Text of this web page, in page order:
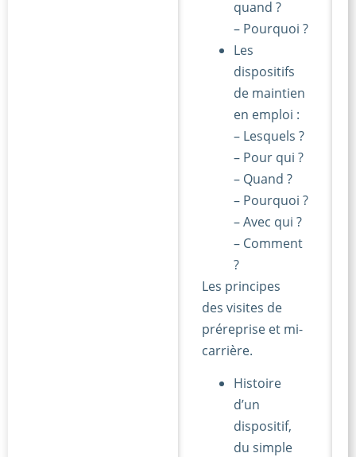
quand ?
– Pourquoi ?
Les
dispositifs
de maintien
en emploi :
– Lesquels ?
– Pour qui ?
– Quand ?
– Pourquoi ?
– Avec qui ?
– Comment
?
Les principes
des visites de
préreprise et mi-
carrière.
Histoire
d’un
dispositif,
du simple